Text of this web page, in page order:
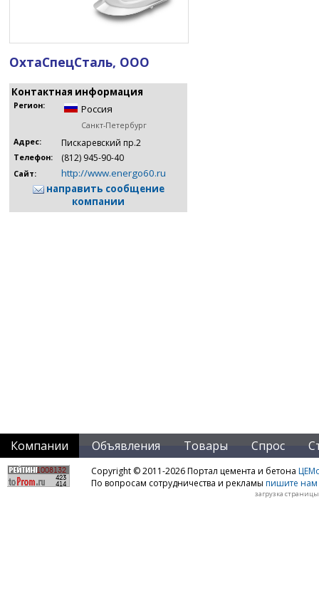
ОхтаСпецСталь, ООО
Контактная информация
Регион: Россия
Санкт-Петербург
Адрес:
Пискаревский пр.2
Телефон: (812) 945-90-40
Сайт:
http://www.energo60.ru
направить сообщение
компании
Компании Объявления Товары Спрос
Copyright © 2011-2026 Портал цемента и бетона
По вопросам сотрудничества и рекламы пишите нам
загрузка